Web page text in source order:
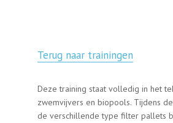
Terug naar trainingen
Deze training staat volledig in het
zwemvijvers en biopools. Tijdens
de verschillende type filter pallets